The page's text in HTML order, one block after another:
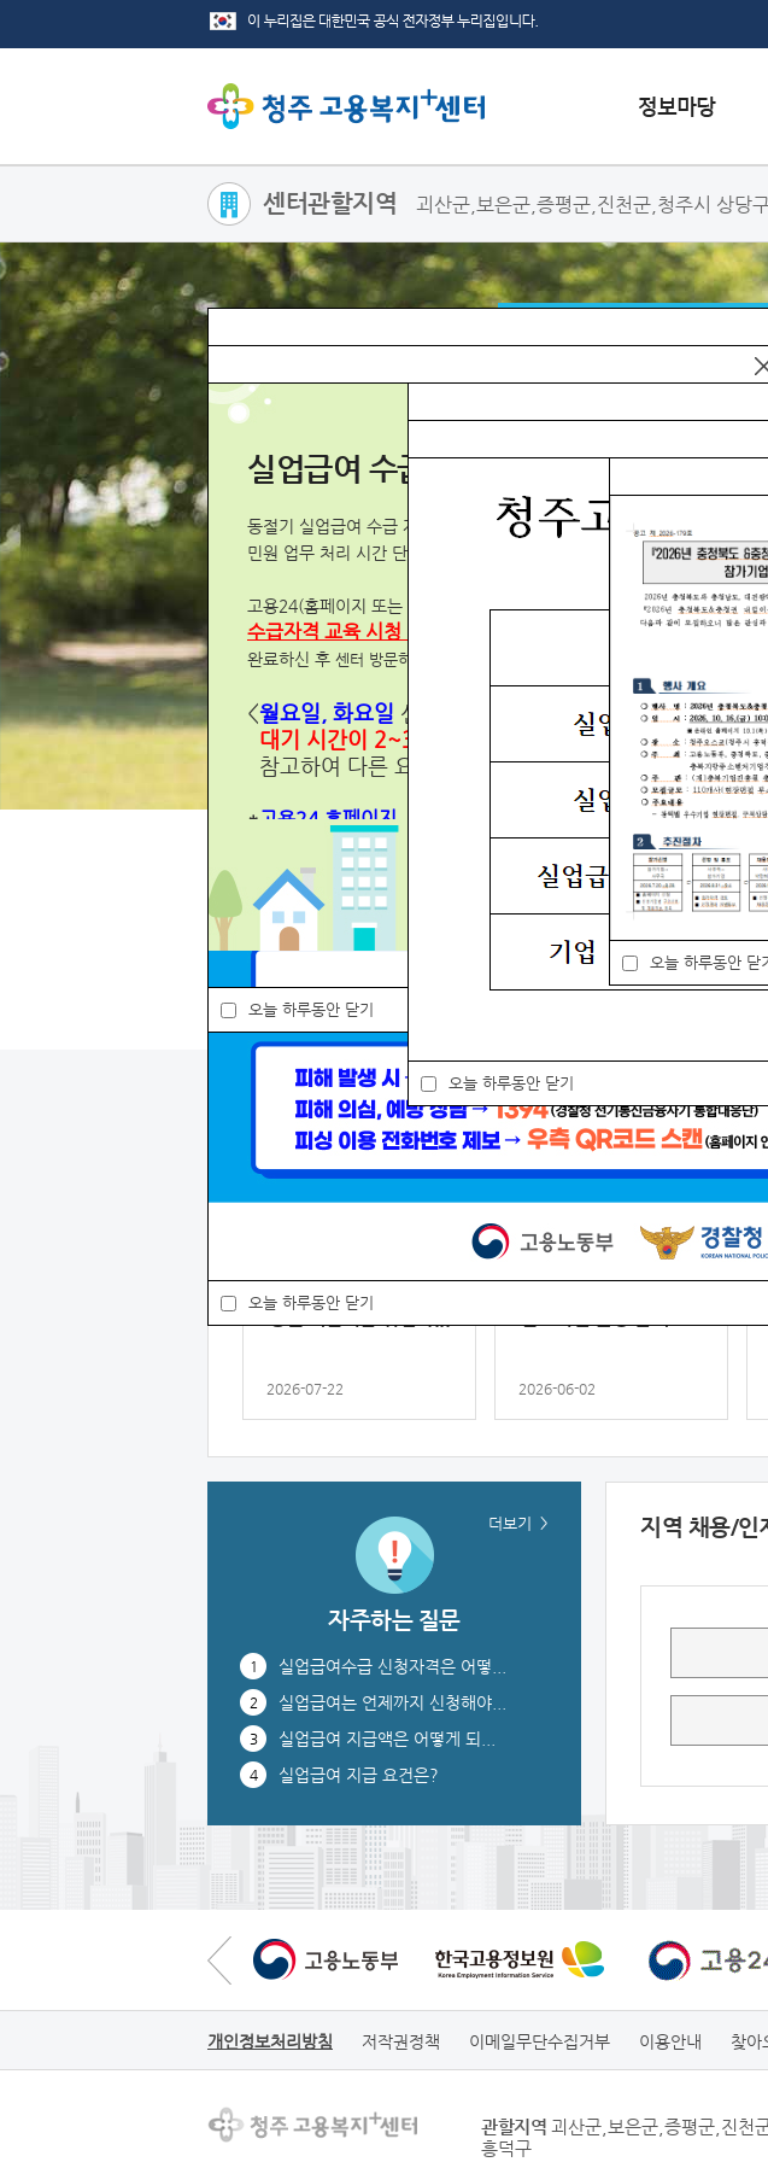
오늘 하루동안 닫기
실업급여 수급자격 신규 신청 안내
동절기 실업급여 수급 자격 신청자 급증으로
민원 업무 처리 시간 단축을 위해 안내드립니다.
고용24(홈페이지 또는 어플)에서
수급자격 교육 시청 및 구직 신청
완료하신 후 센터 방문하시면 빠르게 신청이 가능합니다.
<월요일, 화요일 신청자가 다른 요일에 비해 많아
대기 시간이 2~3배
참고하여 다른 요일에 방문해주시기 바랍니다.>
*고용24 홈페이지
-실업급여-수급자격-수급자격 신청자 온라인 교육 시청
고용24 어플
-실업/육아-수급자격신청자 온라인 교육
오늘 하루동안 닫기
오늘 하루동안 닫기
오늘 하루동안 닫기
오늘 하루동안 닫기
서식자료실
채용정보
인재정보
센터관할지역 괴산군,보은군,증평군,진천군,청주시 상당
고용안정사업
마음편하게 일할 수 있는 곳,
고용안정을 위해 고용센터가
자세히보기
고용센터 일자리센터 여성새일센
공지사항 전체
『2026년 충청북도&충
청권 내일이음 취업박...
2026-07-22
공지
고용보험 부정수급 집중
2026-06-02
2026년도 고용서비스
우수기관 인증제 사업...
<대전지방고용노동청 공
고 제2026-10호>...
[대전지방고용노동청청
주지청 공고 제2025-...
2025-12-26
안내 공지
자주하는 질문
1 실업급여수급 신청자격은 어떻...
2 실업급여는 언제까지 신청해야...
3 실업급여 지급액은 어떻게 되...
4 실업급여 지급 요건은?
더보기 지역 채용/인
개인정보처리방침 저작권정책 이메일무단수집거부 이용안내 찾아
관할지역 괴산군,보은군,증평군,진천
흥덕구